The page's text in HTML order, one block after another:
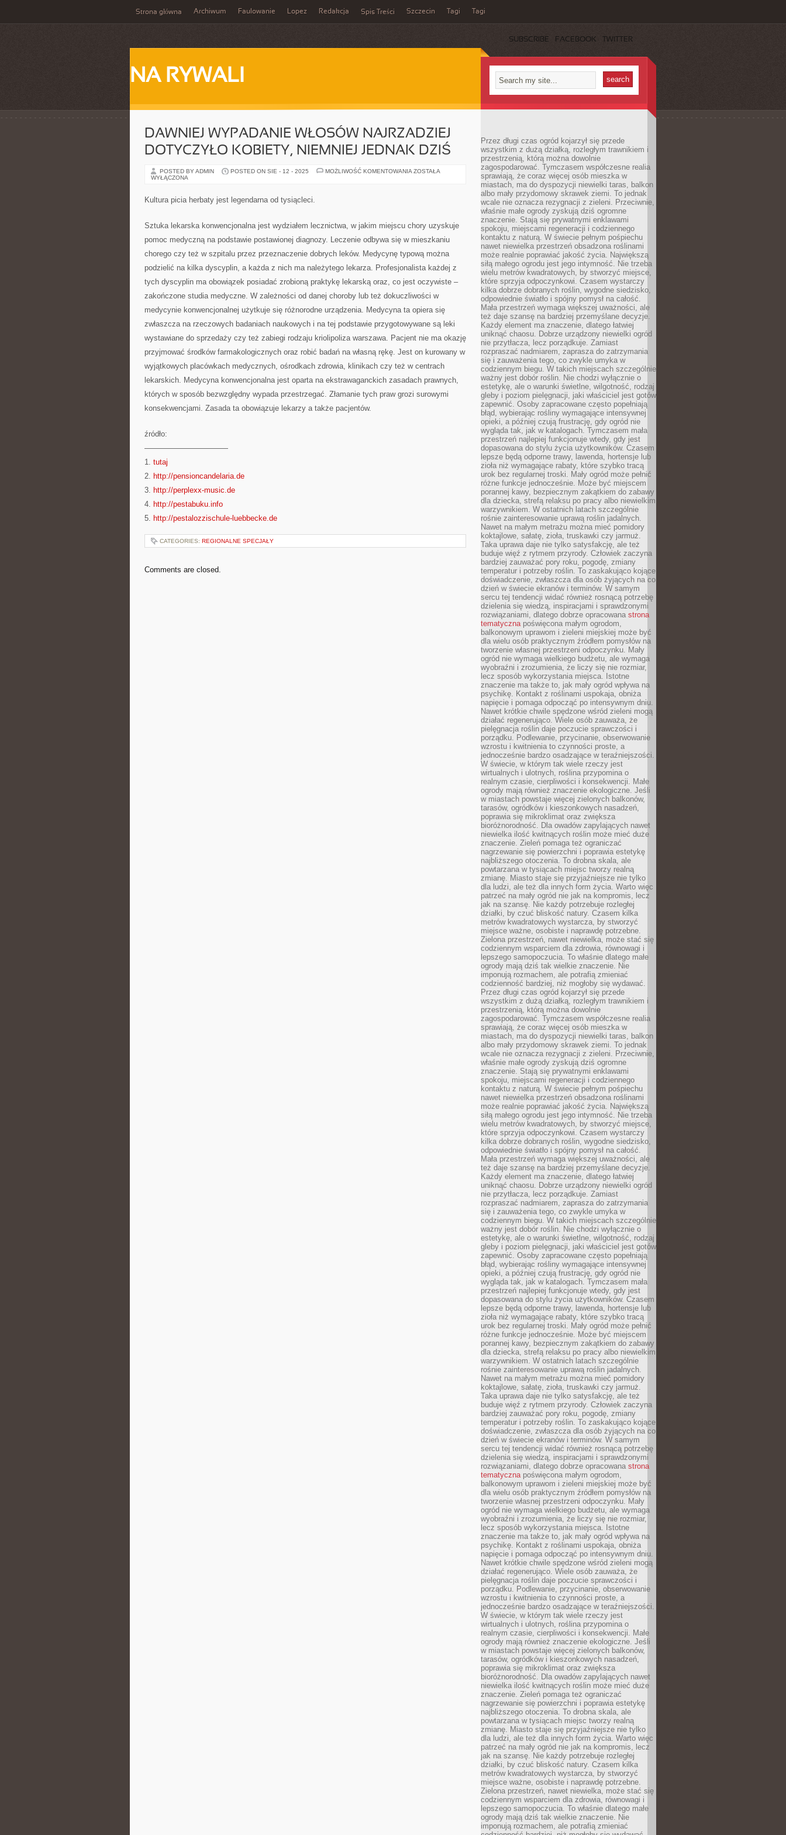
Strona główna Archiwum Faulowanie Lopez Redakcja Spis Treści Szczecin Tagi Tagi
SUBSCRIBE FACEBOOK TWITTER
NA RYWALI
DAWNIEJ WYPADANIE WŁOSÓW NAJRZADZIEJ
DOTYCZYŁO KOBIETY, NIEMNIEJ JEDNAK DZIŚ
POSTED BY ADMIN POSTED ON SIE - 12 - 2025 MOŻLIWOŚĆ KOMENTOWANIA DAWNIEJ
ZOSTAŁA
WYŁĄCZONA
Kultura picia herbaty jest legendarna od tysiącleci.
Sztuka lekarska konwencjonalna jest wydziałem lecznictwa, w jakim miejscu chory uzyskuje
pomoc medyczną na podstawie postawionej diagnozy. Leczenie odbywa się w mieszkaniu
chorego czy też w szpitalu przez przeznaczenie dobrych leków. Medycynę typową można
podzielić na kilka dyscyplin, a każda z nich ma należytego lekarza. Profesjonalista każdej z
tych dyscyplin ma obowiązek posiadać zrobioną praktykę lekarską oraz, co jest oczywiste –
zakończone studia medyczne. W zależności od danej choroby lub też dokuczliwości w
medycynie konwencjonalnej użytkuje się różnorodne urządzenia. Medycyna ta opiera się
zwłaszcza na rzeczowych badaniach naukowych i na tej podstawie przygotowywane są leki
wystawiane do sprzedaży czy też zabiegi rodzaju kriolipoliza warszawa. Pacjent nie ma okazję
przyjmować środków farmakologicznych oraz robić badań na własną rękę. Jest on kurowany w
wyjątkowych placówkach medycznych, ośrodkach zdrowia, klinikach czy też w centrach
lekarskich. Medycyna konwencjonalna jest oparta na ekstrawaganckich zasadach prawnych,
których w sposób bezwzględny wypada przestrzegać. Złamanie tych praw grozi surowymi
konsekwencjami. Zasada ta obowiązuje lekarzy a także pacjentów.
źródło:
———————————
1. tutaj
2. http://pensioncandelaria.de
3. http://perplexx-music.de
4. http://pestabuku.info
5. http://pestalozzischule-luebbecke.de
CATEGORIES: REGIONALNE SPECJAŁY
Comments are closed.
Przez długi czas ogród kojarzył się przede
wszystkim z dużą działką, rozległym trawnikiem i
przestrzenią, którą można dowolnie
zagospodarować. Tymczasem współczesne realia
sprawiają, że coraz więcej osób mieszka w
miastach, ma do dyspozycji niewielki taras, balkon
albo mały przydomowy skrawek ziemi. To jednak
wcale nie oznacza rezygnacji z zieleni. Przeciwnie,
właśnie małe ogrody zyskują dziś ogromne
znaczenie. Stają się prywatnymi enklawami
spokoju, miejscami regeneracji i codziennego
kontaktu z naturą. W świecie pełnym pośpiechu
nawet niewielka przestrzeń obsadzona roślinami
może realnie poprawiać jakość życia. Największą
siłą małego ogrodu jest jego intymność. Nie trzeba
wielu metrów kwadratowych, by stworzyć miejsce,
które sprzyja odpoczynkowi. Czasem wystarczy
kilka dobrze dobranych roślin, wygodne siedzisko,
odpowiednie światło i spójny pomysł na całość.
Mała przestrzeń wymaga większej uważności, ale
też daje szansę na bardziej przemyślane decyzje.
Każdy element ma znaczenie, dlatego łatwiej
uniknąć chaosu. Dobrze urządzony niewielki ogród
nie przytłacza, lecz porządkuje. Zamiast
rozpraszać nadmiarem, zaprasza do zatrzymania
się i zauważenia tego, co zwykle umyka w
codziennym biegu. W takich miejscach szczególnie
ważny jest dobór roślin. Nie chodzi wyłącznie o
estetykę, ale o warunki świetlne, wilgotność, rodzaj
gleby i poziom pielęgnacji, jaki właściciel jest gotów
zapewnić. Osoby zapracowane często popełniają
błąd, wybierając rośliny wymagające intensywnej
opieki, a później czują frustrację, gdy ogród nie
wygląda tak, jak w katalogach. Tymczasem mała
przestrzeń najlepiej funkcjonuje wtedy, gdy jest
dopasowana do stylu życia użytkowników. Czasem
lepsze będą odporne trawy, lawenda, hortensje lub
zioła niż wymagające rabaty, które szybko tracą
urok bez regularnej troski. Mały ogród może pełnić
różne funkcje jednocześnie. Może być miejscem
porannej kawy, bezpiecznym zakątkiem do zabawy
dla dziecka, strefą relaksu po pracy albo niewielkim
warzywnikiem. W ostatnich latach szczególnie
rośnie zainteresowanie uprawą roślin jadalnych.
Nawet na małym metrażu można mieć pomidory
koktajlowe, sałatę, zioła, truskawki czy jarmuż.
Taka uprawa daje nie tylko satysfakcję, ale też
buduje więź z rytmem przyrody. Człowiek zaczyna
bardziej zauważać pory roku, pogodę, zmiany
temperatur i potrzeby roślin. To zaskakująco kojące
doświadczenie, zwłaszcza dla osób żyjących na co
dzień w świecie ekranów i terminów. W samym
sercu tej tendencji widać również rosnącą potrzebę
dzielenia się wiedzą, inspiracjami i sprawdzonymi
rozwiązaniami, dlatego dobrze opracowana strona
tematycznapoświęcona małym ogrodom,
balkonowym uprawom i zieleni miejskiej może być
dla wielu osób praktycznym źródłem pomysłów na
tworzenie własnej przestrzeni odpoczynku. Mały
ogród nie wymaga wielkiego budżetu, ale wymaga
wyobraźni i zrozumienia, że liczy się nie rozmiar,
lecz sposób wykorzystania miejsca. Istotne
znaczenie ma także to, jak mały ogród wpływa na
psychikę. Kontakt z roślinami uspokaja, obniża
napięcie i pomaga odpocząć po intensywnym dniu.
Nawet krótkie chwile spędzone wśród zieleni mogą
działać regenerująco. Wiele osób zauważa, że
pielęgnacja roślin daje poczucie sprawczości i
porządku. Podlewanie, przycinanie, obserwowanie
wzrostu i kwitnienia to czynności proste, a
jednocześnie bardzo osadzające w teraźniejszości.
W świecie, w którym tak wiele rzeczy jest
wirtualnych i ulotnych, roślina przypomina o
realnym czasie, cierpliwości i konsekwencji. Małe
ogrody mają również znaczenie ekologiczne. Jeśli
w miastach powstaje więcej zielonych balkonów,
tarasów, ogródków i kieszonkowych nasadzeń,
poprawia się mikroklimat oraz zwiększa
bioróżnorodność. Dla owadów zapylających nawet
niewielka ilość kwitnących roślin może mieć duże
znaczenie. Zieleń pomaga też ograniczać
nagrzewanie się powierzchni i poprawia estetykę
najbliższego otoczenia. To drobna skala, ale
powtarzana w tysiącach miejsc tworzy realną
zmianę. Miasto staje się przyjaźniejsze nie tylko
dla ludzi, ale też dla innych form życia. Warto więc
patrzeć na mały ogród nie jak na kompromis, lecz
jak na szansę. Nie każdy potrzebuje rozległej
działki, by czuć bliskość natury. Czasem kilka
metrów kwadratowych wystarcza, by stworzyć
miejsce ważne, osobiste i naprawdę potrzebne.
Zielona przestrzeń, nawet niewielka, może stać się
codziennym wsparciem dla zdrowia, równowagi i
lepszego samopoczucia. To właśnie dlatego małe
ogrody mają dziś tak wielkie znaczenie. Nie
imponują rozmachem, ale potrafią zmieniać
codzienność bardziej, niż mogłoby się wydawać.
Przez długi czas ogród kojarzył się przede
wszystkim z dużą działką, rozległym trawnikiem i
przestrzenią, którą można dowolnie
zagospodarować. Tymczasem współczesne realia
sprawiają, że coraz więcej osób mieszka w
miastach, ma do dyspozycji niewielki taras, balkon
albo mały przydomowy skrawek ziemi. To jednak
wcale nie oznacza rezygnacji z zieleni. Przeciwnie,
właśnie małe ogrody zyskują dziś ogromne
znaczenie. Stają się prywatnymi enklawami
spokoju, miejscami regeneracji i codziennego
kontaktu z naturą. W świecie pełnym pośpiechu
nawet niewielka przestrzeń obsadzona roślinami
może realnie poprawiać jakość życia. Największą
siłą małego ogrodu jest jego intymność. Nie trzeba
wielu metrów kwadratowych, by stworzyć miejsce,
które sprzyja odpoczynkowi. Czasem wystarczy
kilka dobrze dobranych roślin, wygodne siedzisko,
odpowiednie światło i spójny pomysł na całość.
Mała przestrzeń wymaga większej uważności, ale
też daje szansę na bardziej przemyślane decyzje.
Każdy element ma znaczenie, dlatego łatwiej
uniknąć chaosu. Dobrze urządzony niewielki ogród
nie przytłacza, lecz porządkuje. Zamiast
rozpraszać nadmiarem, zaprasza do zatrzymania
się i zauważenia tego, co zwykle umyka w
codziennym biegu. W takich miejscach szczególnie
ważny jest dobór roślin. Nie chodzi wyłącznie o
estetykę, ale o warunki świetlne, wilgotność, rodzaj
gleby i poziom pielęgnacji, jaki właściciel jest gotów
zapewnić. Osoby zapracowane często popełniają
błąd, wybierając rośliny wymagające intensywnej
opieki, a później czują frustrację, gdy ogród nie
wygląda tak, jak w katalogach. Tymczasem mała
przestrzeń najlepiej funkcjonuje wtedy, gdy jest
dopasowana do stylu życia użytkowników. Czasem
lepsze będą odporne trawy, lawenda, hortensje lub
zioła niż wymagające rabaty, które szybko tracą
urok bez regularnej troski. Mały ogród może pełnić
różne funkcje jednocześnie. Może być miejscem
porannej kawy, bezpiecznym zakątkiem do zabawy
dla dziecka, strefą relaksu po pracy albo niewielkim
warzywnikiem. W ostatnich latach szczególnie
rośnie zainteresowanie uprawą roślin jadalnych.
Nawet na małym metrażu można mieć pomidory
koktajlowe, sałatę, zioła, truskawki czy jarmuż.
Taka uprawa daje nie tylko satysfakcję, ale też
buduje więź z rytmem przyrody. Człowiek zaczyna
bardziej zauważać pory roku, pogodę, zmiany
temperatur i potrzeby roślin. To zaskakująco kojące
doświadczenie, zwłaszcza dla osób żyjących na co
dzień w świecie ekranów i terminów. W samym
sercu tej tendencji widać również rosnącą potrzebę
dzielenia się wiedzą, inspiracjami i sprawdzonymi
rozwiązaniami, dlatego dobrze opracowana strona
tematycznapoświęcona małym ogrodom,
balkonowym uprawom i zieleni miejskiej może być
dla wielu osób praktycznym źródłem pomysłów na
tworzenie własnej przestrzeni odpoczynku. Mały
ogród nie wymaga wielkiego budżetu, ale wymaga
wyobraźni i zrozumienia, że liczy się nie rozmiar,
lecz sposób wykorzystania miejsca. Istotne
znaczenie ma także to, jak mały ogród wpływa na
psychikę. Kontakt z roślinami uspokaja, obniża
napięcie i pomaga odpocząć po intensywnym dniu.
Nawet krótkie chwile spędzone wśród zieleni mogą
działać regenerująco. Wiele osób zauważa, że
pielęgnacja roślin daje poczucie sprawczości i
porządku. Podlewanie, przycinanie, obserwowanie
wzrostu i kwitnienia to czynności proste, a
jednocześnie bardzo osadzające w teraźniejszości.
W świecie, w którym tak wiele rzeczy jest
wirtualnych i ulotnych, roślina przypomina o
realnym czasie, cierpliwości i konsekwencji. Małe
ogrody mają również znaczenie ekologiczne. Jeśli
w miastach powstaje więcej zielonych balkonów,
tarasów, ogródków i kieszonkowych nasadzeń,
poprawia się mikroklimat oraz zwiększa
bioróżnorodność. Dla owadów zapylających nawet
niewielka ilość kwitnących roślin może mieć duże
znaczenie. Zieleń pomaga też ograniczać
nagrzewanie się powierzchni i poprawia estetykę
najbliższego otoczenia. To drobna skala, ale
powtarzana w tysiącach miejsc tworzy realną
zmianę. Miasto staje się przyjaźniejsze nie tylko
dla ludzi, ale też dla innych form życia. Warto więc
patrzeć na mały ogród nie jak na kompromis, lecz
jak na szansę. Nie każdy potrzebuje rozległej
działki, by czuć bliskość natury. Czasem kilka
metrów kwadratowych wystarcza, by stworzyć
miejsce ważne, osobiste i naprawdę potrzebne.
Zielona przestrzeń, nawet niewielka, może stać się
codziennym wsparciem dla zdrowia, równowagi i
lepszego samopoczucia. To właśnie dlatego małe
ogrody mają dziś tak wielkie znaczenie. Nie
imponują rozmachem, ale potrafią zmieniać